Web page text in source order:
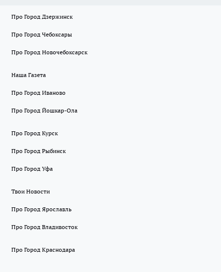
Про Город Дзержинск
Про Город Чебоксары
Про Город Новочебоксарск
Наша Газета
Про Город Иваново
Про Город Йошкар-Ола
Про Город Курск
Про Город Рыбинск
Про Город Уфа
Твои Новости
Про Город Ярославль
Про Город Владивосток
Про Город Краснодара